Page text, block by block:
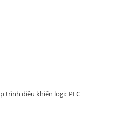
trình điều khiển logic PLC